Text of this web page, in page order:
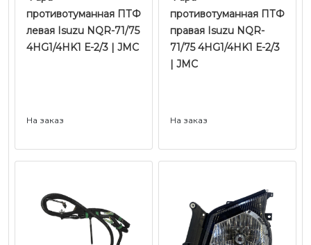
противотуманная ПТФ
левая Isuzu NQR-71/75
4HG1/4HK1 Е-2/3 | JMC
На заказ
противотуманная ПТФ
правая Isuzu NQR-
71/75 4HG1/4HK1 Е-2/3
| JMC
На заказ